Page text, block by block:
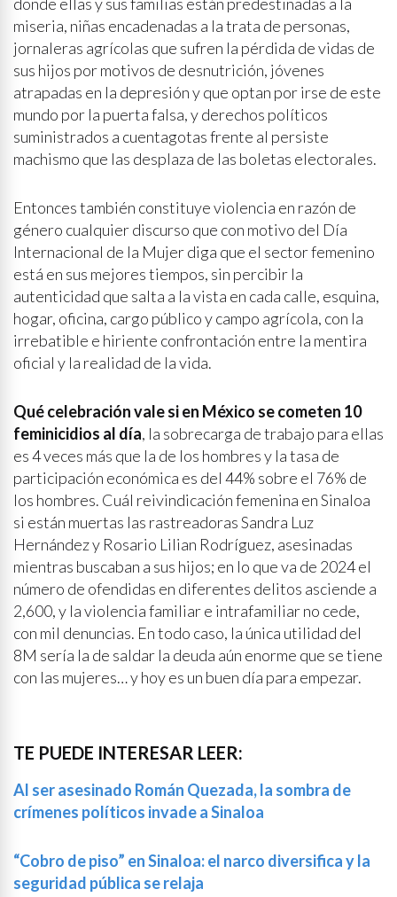
miseria, niñas encadenadas a la trata de personas,
jornaleras agrícolas que sufren la pérdida de vidas de
sus hijos por motivos de desnutrición, jóvenes
atrapadas en la depresión y que optan por irse de este
mundo por la puerta falsa, y derechos políticos
suministrados a cuentagotas frente al persiste
machismo que las desplaza de las boletas electorales.
Entonces también constituye violencia en razón de
género cualquier discurso que con motivo del Día
Internacional de la Mujer diga que el sector femenino
está en sus mejores tiempos, sin percibir la
autenticidad que salta a la vista en cada calle, esquina,
hogar, oficina, cargo público y campo agrícola, con la
irrebatible e hiriente confrontación entre la mentira
oficial y la realidad de la vida.
Qué celebración vale si en México se cometen 10
feminicidios al día, la sobrecarga de trabajo para ellas
es 4 veces más que la de los hombres y la tasa de
participación económica es del 44% sobre el 76% de
los hombres. Cuál reivindicación femenina en Sinaloa
si están muertas las rastreadoras Sandra Luz
Hernández y Rosario Lilian Rodríguez, asesinadas
mientras buscaban a sus hijos; en lo que va de 2024 el
número de ofendidas en diferentes delitos asciende a
2,600, y la violencia familiar e intrafamiliar no cede,
con mil denuncias. En todo caso, la única utilidad del
8M sería la de saldar la deuda aún enorme que se tiene
con las mujeres… y hoy es un buen día para empezar.
TE PUEDE INTERESAR LEER:
Al ser asesinado Román Quezada, la sombra de
crímenes políticos invade a Sinaloa
“Cobro de piso” en Sinaloa: el narco diversifica y la
seguridad pública se relaja